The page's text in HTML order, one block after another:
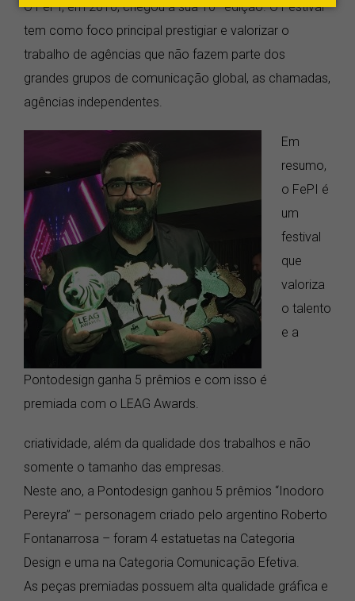
O FePI, em 2016, chegou a sua 10ª edição. O Festival
tem como foco principal prestigiar e valorizar o
trabalho de agências que não fazem parte dos
grandes grupos de comunicação global, as chamadas,
agências independentes.
Pontodesign ganha 5 prêmios e com isso é
premiada com o LEAG Awards.
Em
resumo,
o FePI é
um
festival
que
valoriza
o talento
e a
criatividade, além da qualidade dos trabalhos e não
somente o tamanho das empresas.
Neste ano, a Pontodesign ganhou 5 prêmios “Inodoro
Pereyra” – personagem criado pelo argentino Roberto
Fontanarrosa – foram 4 estatuetas na Categoria
Design e uma na Categoria Comunicação Efetiva.
As peças premiadas possuem alta qualidade gráfica e